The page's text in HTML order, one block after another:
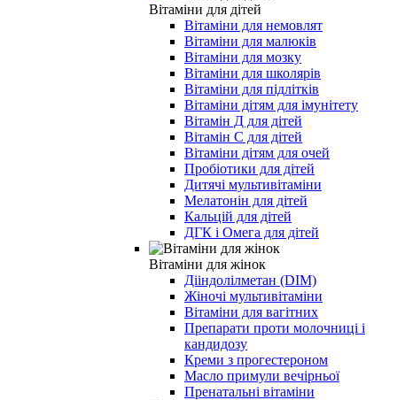
Вітаміни для дітей
Вітаміни для немовлят
Вітаміни для малюків
Вітаміни для мозку
Вітаміни для школярів
Вітаміни для підлітків
Вітаміни дітям для імунітету
Вітамін Д для дітей
Вітамін С для дітей
Вітаміни дітям для очей
Пробіотики для дітей
Дитячі мультивітаміни
Мелатонін для дітей
Кальцій для дітей
ДГК і Омега для дітей
Вітаміни для жінок
Дііндолілметан (DIM)
Жіночі мультивітаміни
Вітаміни для вагітних
Препарати проти молочниці і
кандидозу
Креми з прогестероном
Масло примули вечірньої
Пренатальні вітаміни